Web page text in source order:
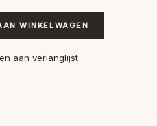
WINKELWAGEN
aan verlanglijst